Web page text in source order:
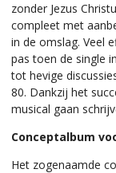
zonder Jezus
compleet met
in de omslag. Veel
pas toen de single
tot hevige
80. Dankzij het
musical gaan
Conceptalbum
Het zogenaamde